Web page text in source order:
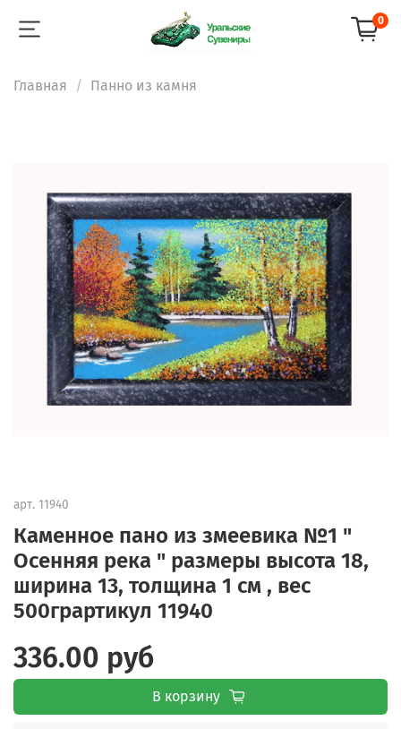
0
Главная Панно из камня
арт. 11940
Каменное пано из змеевика №1 "
Осенняя река " размеры высота 18,
ширина 13, толщина 1 см , вес
500грартикул 11940
336.00 руб
В корзину